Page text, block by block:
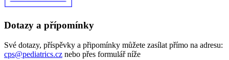
Dotazy a přípomínky
Své dotazy, příspěvky a připomínky můžete zasílat přímo na adresu:
cps@pediatrics.cz nebo přes formulář níže